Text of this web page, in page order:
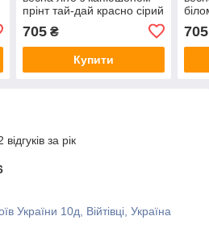
прінт тай-дай красно сірий
705₴
Купити
705
за рік
України 10д, Війтівці, Україна